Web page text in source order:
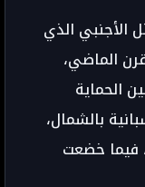
الأجنبي الذي
الماضي،
الحماية
بالشمال،
فيما خضعت